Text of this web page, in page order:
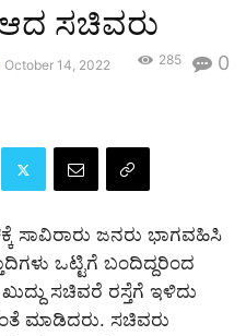
ಸಚಿವರು
October 14, 2022 0
285
ಸಾವಿರಾರು ಜನರು ಭಾಗವಹಿಸಿ
ಒಟ್ಟಿಗೆ ಬಂದಿದ್ದರಿಂದ
ಸಚಿವರೆ ರಸ್ತೆಗೆ ಇಳಿದು
ಮಾಡಿದರು. ಸಚಿವರು